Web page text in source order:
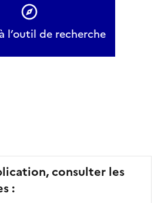
l’outil de recherche
consulter les
: